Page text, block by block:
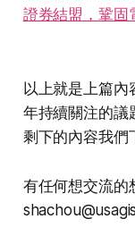
證券結盟，鞏固
以上就是上篇
年持續關注的議
剩下的內容我們
有任何想交流的